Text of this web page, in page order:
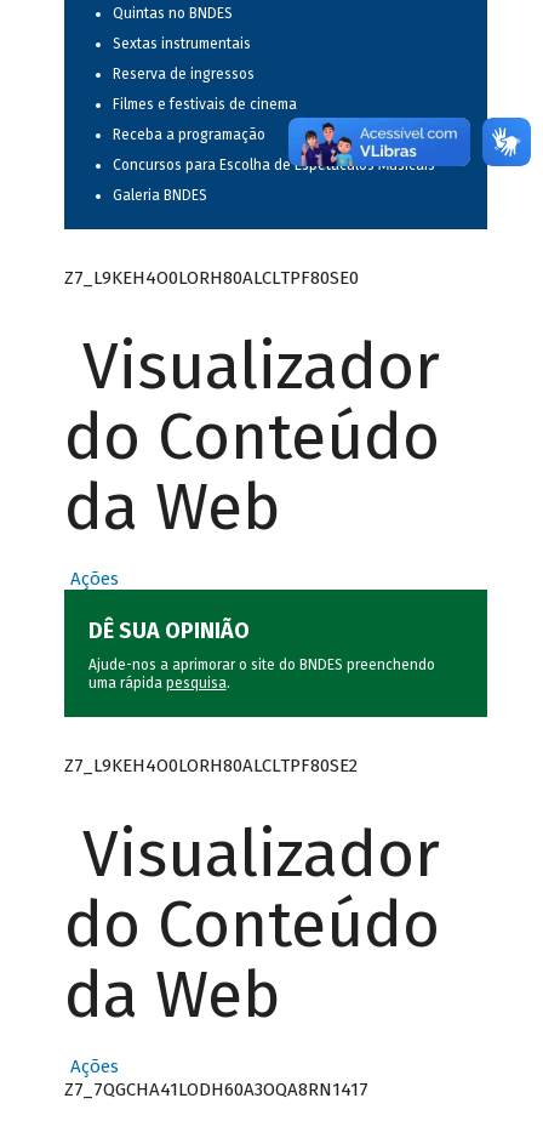
Quintas no BNDES
Sextas instrumentais
Reserva de ingressos
Filmes e festivais de cinema
Receba a programação
Concursos para Escolha de Espetáculos Musicais
Galeria BNDES
Z7_L9KEH4O0LORH80ALCLTPF80SE0
Visualizador
do Conteúdo
da Web
Ações
DÊ SUA OPINIÃO
Ajude-nos a aprimorar o site do BNDES preenchendo
uma rápida pesquisa.
Z7_L9KEH4O0LORH80ALCLTPF80SE2
Visualizador
do Conteúdo
da Web
Ações
Z7_7QGCHA41LODH60A3OQA8RN1417